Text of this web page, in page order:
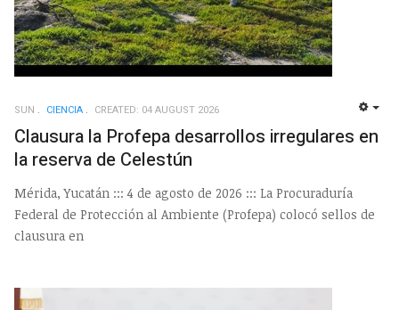
SUN CIENCIA CREATED: 04 AUGUST 2026
Clausura la Profepa desarrollos irregulares en
la reserva de Celestún
Mérida, Yucatán ::: 4 de agosto de 2026 ::: La Procuraduría
Federal de Protección al Ambiente (Profepa) colocó sellos de
clausura en